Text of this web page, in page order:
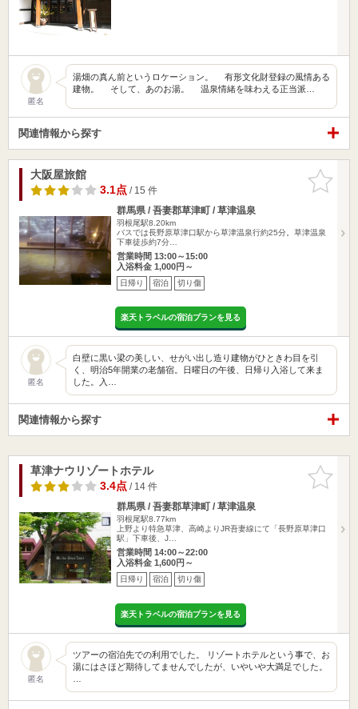
匿名
湯畑の真ん前というロケーション。 有形文化財登録の風情ある
建物。 そして、あのお湯。 温泉情緒を味わえる正当派…
関連情報から探す
お気に入
りに追加
大阪屋旅館
3.1点/ 15 件
群馬県 / 吾妻郡草津町 / 草津温泉
羽根尾駅8.20km
バスでは長野原草津口駅から草津温泉行約25分。草津温泉
下車徒歩約7分…
営業時間 13:00～15:00
入浴料金 1,000円～
日帰り 宿泊 切り傷
楽天トラベルの宿泊プランを見る
匿名
白壁に黒い梁の美しい、せがい出し造り建物がひときわ目を引
く、明治5年開業の老舗宿。日曜日の午後、日帰り入浴して来ま
した。入…
関連情報から探す
お気に入
りに追加
草津ナウリゾートホテル
3.4点/ 14 件
群馬県 / 吾妻郡草津町 / 草津温泉
羽根尾駅8.77km
上野より特急草津、高崎よりJR吾妻線にて「長野原草津口
駅」下車後、J…
営業時間 14:00～22:00
入浴料金 1,600円～
日帰り 宿泊 切り傷
楽天トラベルの宿泊プランを見る
匿名
ツアーの宿泊先での利用でした。 リゾートホテルという事で、お
湯にはさほど期待してませんでしたが、いやいや大満足でした。